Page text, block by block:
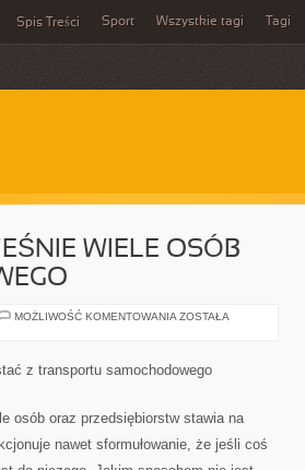
Spis Treści Sport Wszystkie tagi Tagi
WIELE OSÓB
MOŻLIWOŚĆ KOMENTOWANIA JAK
ORAZ
SWEGO
ZOSTAŁA
z transportu samochodowego
osób oraz przedsiębiorstw stawia na
nawet sformułowanie, że jeśli coś